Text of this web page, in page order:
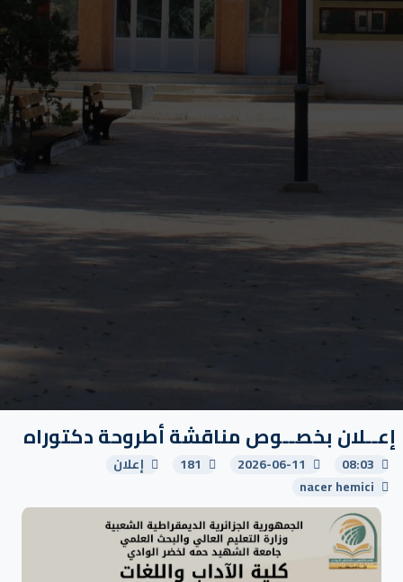
إعــلان بخصــوص مناقشة أطروحة دكتوراه
08:03
2026-06-11
181
إعلان
nacer hemici